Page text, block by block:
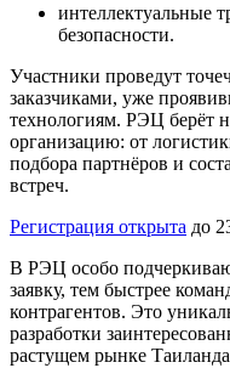
интеллектуальные
безопасности.
Участники проведут
заказчиками, уже
технологиям. РЭЦ берёт
организацию: от
подбора партнёров и
встреч.
Регистрация открыта до
В РЭЦ особо
заявку, тем быстрее
контрагентов. Это
разработки
растущем рынке